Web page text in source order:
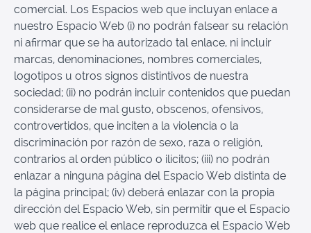
comercial. Los Espacios web que incluyan enlace a
nuestro Espacio Web (i) no podrán falsear su relación
ni afirmar que se ha autorizado tal enlace, ni incluir
marcas, denominaciones, nombres comerciales,
logotipos u otros signos distintivos de nuestra
sociedad; (ii) no podrán incluir contenidos que puedan
considerarse de mal gusto, obscenos, ofensivos,
controvertidos, que inciten a la violencia o la
discriminación por razón de sexo, raza o religión,
contrarios al orden público o ilícitos; (iii) no podrán
enlazar a ninguna página del Espacio Web distinta de
la página principal; (iv) deberá enlazar con la propia
dirección del Espacio Web, sin permitir que el Espacio
web que realice el enlace reproduzca el Espacio Web